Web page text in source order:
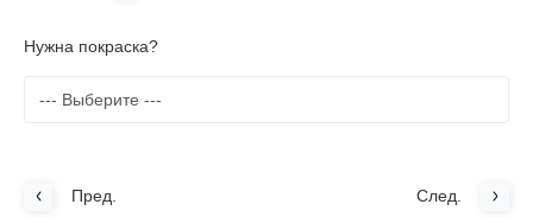
Нужна покраска?
Пред. След.